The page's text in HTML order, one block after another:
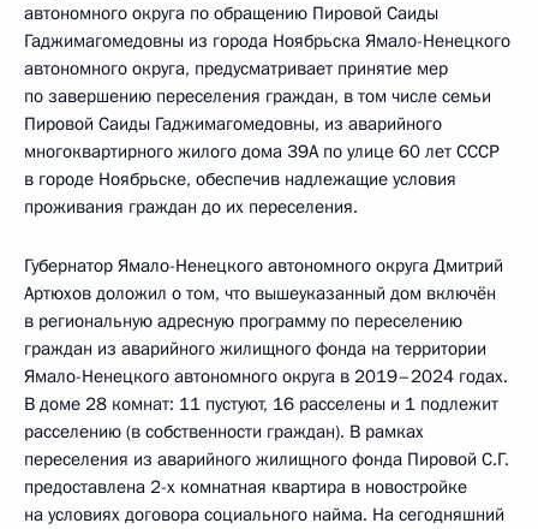
автономного округа по обращению Пировой Саиды
Гаджимагомедовны из города Ноябрьска Ямало-Ненецкого
автономного округа, предусматривает принятие мер
по завершению переселения граждан, в том числе семьи
Пировой Саиды Гаджимагомедовны, из аварийного
многоквартирного жилого дома 39А по улице 60 лет СССР
в городе Ноябрьске, обеспечив надлежащие условия
проживания граждан до их переселения.
Губернатор Ямало-Ненецкого автономного округа Дмитрий
Артюхов доложил о том, что вышеуказанный дом включён
в региональную адресную программу по переселению
граждан из аварийного жилищного фонда на территории
Ямало-Ненецкого автономного округа в 2019–2024 годах.
В доме 28 комнат: 11 пустуют, 16 расселены и 1 подлежит
расселению (в собственности граждан). В рамках
переселения из аварийного жилищного фонда Пировой С.Г.
предоставлена 2-х комнатная квартира в новостройке
на условиях договора социального найма. На сегодняшний